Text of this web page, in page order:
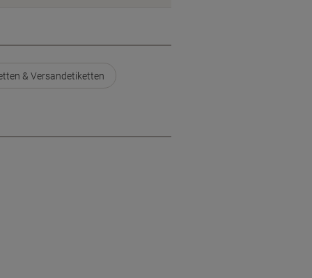
& Versandetiketten